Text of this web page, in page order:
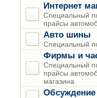
Интернет
Специальный
прайсы
Авто шины
Специальный
Фирмы и
Специальный
прайсы
магазина.
Обсуждение